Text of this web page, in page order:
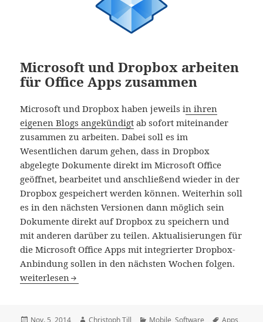
Microsoft und Dropbox arbeiten
für Office Apps zusammen
Microsoft und Dropbox haben jeweils in ihren
eigenen Blogs angekündigt ab sofort miteinander
zusammen zu arbeiten. Dabei soll es im
Wesentlichen darum gehen, dass in Dropbox
abgelegte Dokumente direkt im Microsoft Office
geöffnet, bearbeitet und anschließend wieder in der
Dropbox gespeichert werden können. Weiterhin soll
es in den nächsten Versionen dann möglich sein
Dokumente direkt auf Dropbox zu speichern und
mit anderen darüber zu teilen. Aktualisierungen für
die Microsoft Office Apps mit integrierter Dropbox-
Anbindung sollen in den nächsten Wochen folgen.
Microsoft und Dropbox arbeiten für Office Apps
weiterlesen
Veröffentlicht
Nov. 5, 2014 Autor
Christoph Till Kategorien
Mobile,Software Apps,